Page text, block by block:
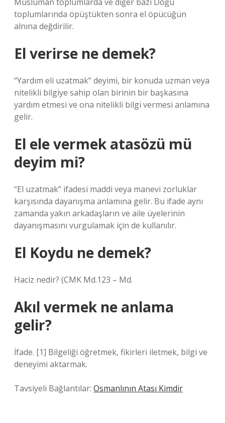
toplumlarında öpüştükten sonra el öpücüğün
alnına değdirilir.
El verirse ne demek?
“Yardım eli uzatmak” deyimi, bir konuda uzman veya
nitelikli bilgiye sahip olan birinin bir başkasına
yardım etmesi ve ona nitelikli bilgi vermesi anlamına
gelir.
El ele vermek atasözü mü
deyim mi?
“El uzatmak” ifadesi maddi veya manevi zorluklar
karşısında dayanışma anlamına gelir. Bu ifade aynı
zamanda yakın arkadaşların ve aile üyelerinin
dayanışmasını vurgulamak için de kullanılır.
El Koydu ne demek?
Haciz nedir? (CMK Md.123 – Md.
Akıl vermek ne anlama
gelir?
İfade. [1] Bilgeliği öğretmek, fikirleri iletmek, bilgi ve
deneyimi aktarmak.
Tavsiyeli Bağlantılar: Osmanlının Atası Kimdir